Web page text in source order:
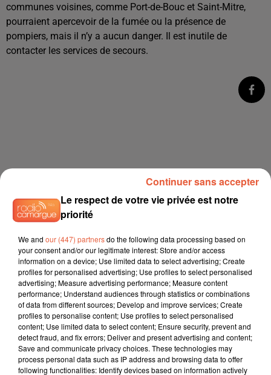
communes voisines, comme Port-de-Bouc et Saint-Mitre,
pourraient apercevoir de la fumée ou la présence de
pompiers, mais il n’y a aucun danger. Il est inutile de
contacter les services de secours.
Le respect de votre vie privée est notre
priorité
We and our (447) partnersdo the following data processing based on
your consent and/or our legitimate interest: Store and/or access
information on a device; Use limited data to select advertising; Create
profiles for personalised advertising; Use profiles to select personalised
advertising; Measure advertising performance; Measure content
performance; Understand audiences through statistics or combinations
of data from different sources; Develop and improve services; Create
profiles to personalise content; Use profiles to select personalised
content; Use limited data to select content; Ensure security, prevent and
detect fraud, and fix errors; Deliver and present advertising and content;
Save and communicate privacy choices. These technologies may
process personal data such as IP address and browsing data to offer
following functionalities: Identify devices based on information actively
Continuer sans accepter